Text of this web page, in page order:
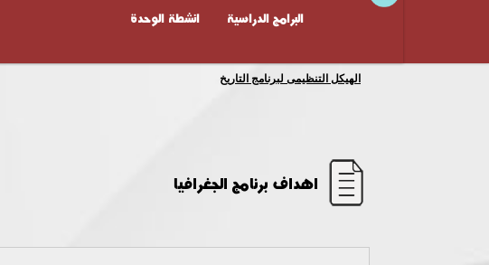
البرامج الدراسية
انشطة الوحدة
ضمن سلسلة اللقاءات مع الأطراف المجتمعية المشاركة مع كلية التربية
اهداف برنامج الجغرافيا